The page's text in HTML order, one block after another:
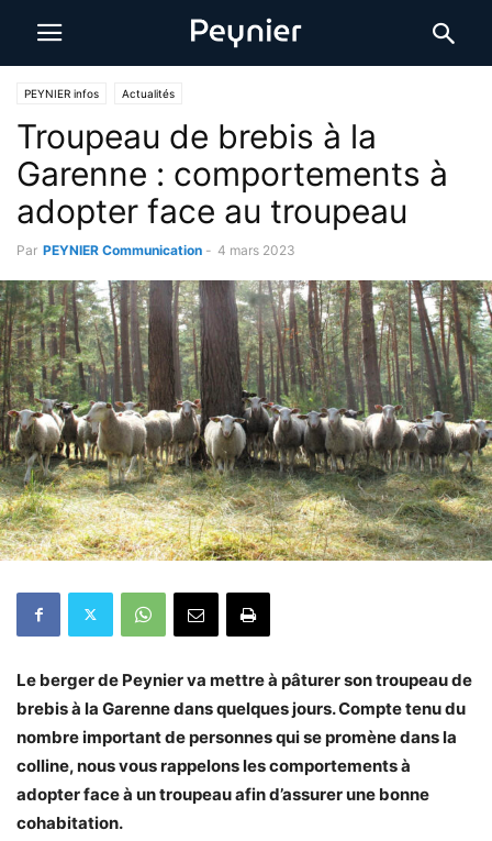
PEYNIER infos Actualités
Troupeau de brebis à la
Garenne : comportements à
adopter face au troupeau
Par PEYNIER Communication - 4 mars 2023
Le berger de Peynier va mettre à pâturer son troupeau de
brebis à la Garenne dans quelques jours. Compte tenu du
nombre important de personnes qui se promène dans la
colline, nous vous rappelons les comportements à
adopter face à un troupeau afin d’assurer une bonne
cohabitation.